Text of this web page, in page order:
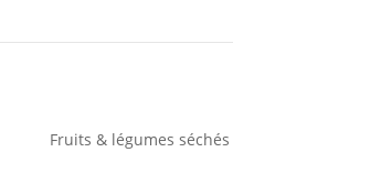
Fruits & légumes séchés